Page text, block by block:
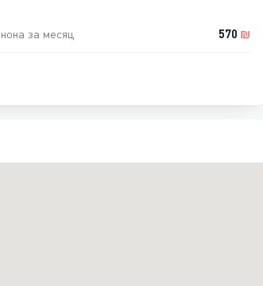
за месяц 570 ₪